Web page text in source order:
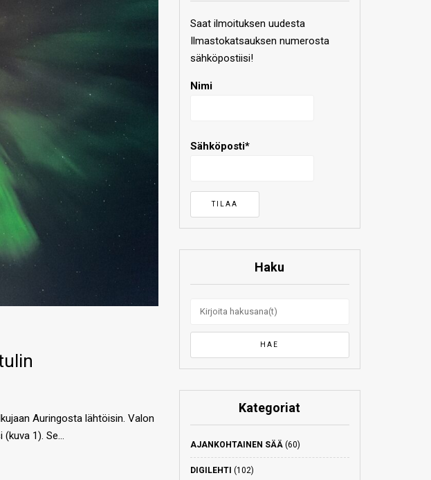
Auringosta lähtöisin. Valon
1). Se…
Saat ilmoituksen uudesta
Ilmastokatsauksen numerosta
sähköpostiisi!
Nimi
Sähköposti*
Haku
Kategoriat
AJANKOHTAINEN SÄÄ(60)
DIGILEHTI (102)